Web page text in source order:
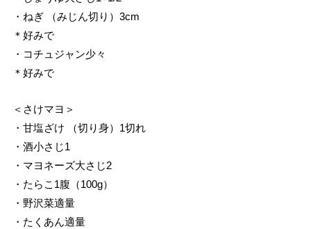
・ねぎ （みじん切り）3cm
＊好みで
・コチュジャン少々
＊好みで
＜さけマヨ＞
・甘塩ざけ （切り身）1切れ
・酒小さじ1
・マヨネーズ大さじ2
・たらこ1腹（100g）
・野沢菜適量
・たくあん適量